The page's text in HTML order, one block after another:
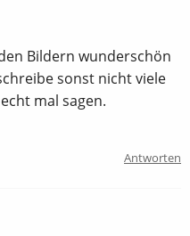
Bildern wunderschön
sonst nicht viele
mal sagen.
Antworten